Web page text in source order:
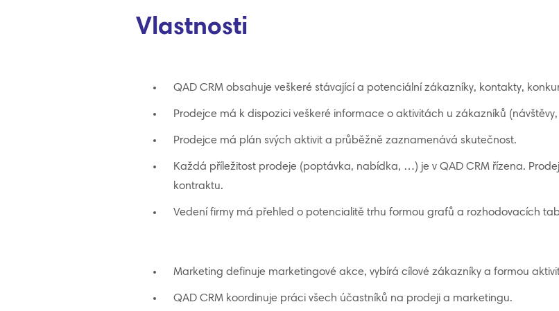
Vlastnosti
QAD CRM obsahuje veškeré stávající a potenciální zákazníky, kontakty,
Prodejce má k dispozici veškeré informace o aktivitách u zákazníků
Prodejce má plán svých aktivit a průběžně zaznamenává skutečnost.
Každá příležitost prodeje (poptávka, nabídka, …) je v QAD CRM řízena.
kontraktu.
Vedení firmy má přehled o potencialitě trhu formou grafů a rozhodovacích
Marketing definuje marketingové akce, vybírá cílové zákazníky a formou
QAD CRM koordinuje práci všech účastníků na prodeji a marketingu.